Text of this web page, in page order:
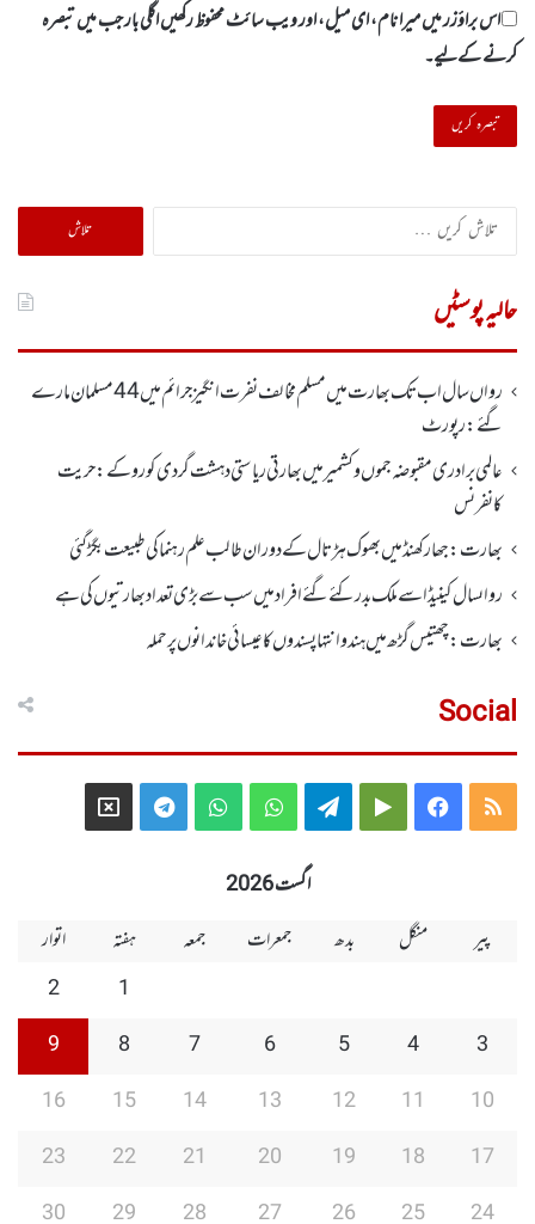
اس براؤزر میں میرا نام، ای میل، اور ویب سائٹ محفوظ رکھیں اگلی بار جب میں تبصرہ
کرنے کےلیے۔
تلاش
کریں
حالیہ پوسٹیں
رواں سال اب تک بھارت میں مسلم مخالف نفرت انگیز جرائم میں 44 مسلمان مارے
گئے: رپورٹ
عالمی برادری مقبوضہ جموں وکشمیر میں بھارتی ریاستی دہشت گردی کو روکے : حریت
کانفرنس
بھارت :جھارکھنڈمیں بھوک ہڑتال کے دوران طالب علم رہنما کی طبیعت بگڑ گئی
رواںسال کینیڈا سے ملک بدر کئے گئے افراد میں سب سے بڑی تعداد بھارتیوں کی ہے
بھارت :چھتیس گڑھ میں ہندو انتہاپسندوں کا عیسائی خاندانوں پر حملہ
Social
RSS
Facebook
Google
Telegram
WhatsApp
WhatsApp
Telegram
X
اگست 2026
پیر
منگل بدھ جمعرات جمعہ ہفتہ
اتوار
1
2
3
4
5
6
7
8
9
10
11
12
13
14
15
16
17
18
19
20
21
22
23
24
25
26
27
28
29
30